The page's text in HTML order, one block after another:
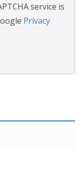
service is
Privacy